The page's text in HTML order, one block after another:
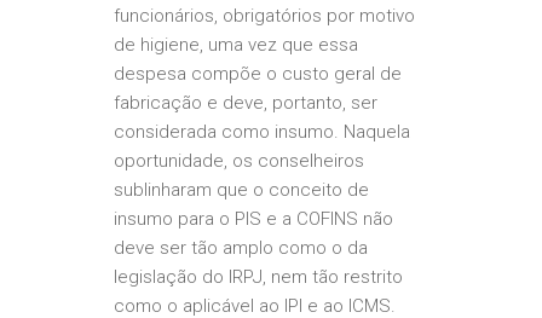
funcionários, obrigatórios por motivo
de higiene, uma vez que essa
despesa compõe o custo geral de
fabricação e deve, portanto, ser
considerada como insumo. Naquela
oportunidade, os conselheiros
sublinharam que o conceito de
insumo para o PIS e a COFINS não
deve ser tão amplo como o da
legislação do IRPJ, nem tão restrito
como o aplicável ao IPI e ao ICMS.